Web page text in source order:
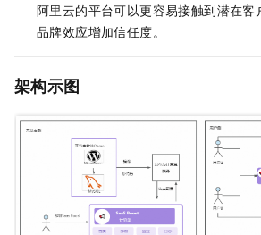
阿里云的平台可以更容易接触到潜在客
品牌效应增加信任度。
架构示图